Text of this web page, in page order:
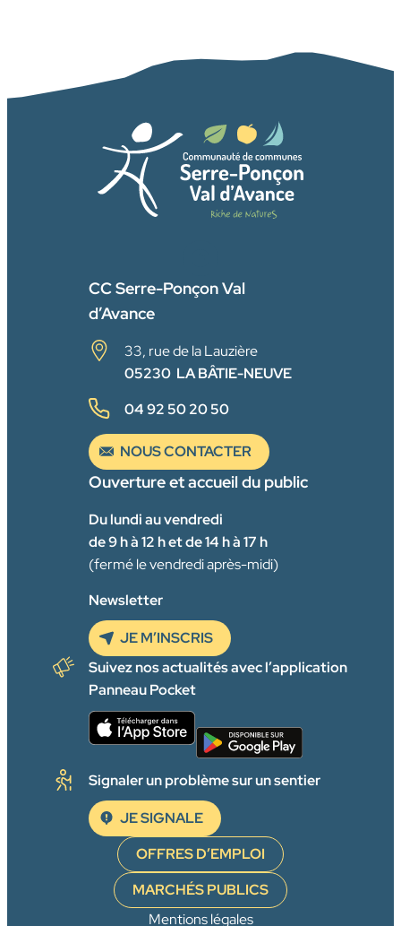
CC Serre-Ponçon Val
d’Avance
33, rue de la Lauzière
05230 LA BÂTIE-NEUVE
04 92 50 20 50
NOUS CONTACTER
Ouverture et accueil du public
Du lundi au vendredi
de 9 h à 12 h et de 14 h à 17 h
(fermé le vendredi après-midi)
Newsletter
JE M’INSCRIS
Suivez nos actualités avec l’application
Panneau Pocket
Signaler un problème sur un sentier
JE SIGNALE
OFFRES D’EMPLOI
MARCHÉS PUBLICS
Mentions légales